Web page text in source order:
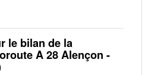
le bilan de la
A 28 Alençon -